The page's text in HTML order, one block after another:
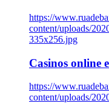
https://
content/uploads/
335x256.jpg
Casinos online
https://
content/uploads/